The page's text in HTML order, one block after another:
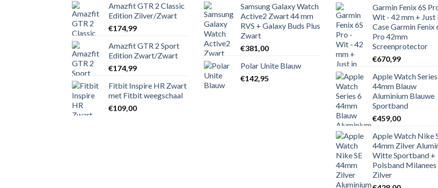
Amazfit GTR 2 Classic
Edition Zilver/Zwart
€174,99
Amazfit GTR 2 Sport
Edition Zwart/Zwart
€174,99
Fitbit Inspire HR Zwart
met Fitbit weegschaal
€109,00
Samsung Galaxy Watch
Active2 Zwart 44 mm
RVS + Galaxy Buds Plus
Zwart
€381,00
Polar Unite Blauw
€142,95
Garmin Fenix 6S
Wit - 42 mm + Just
Case Garmin Fenix
Pro 42mm
Screenprotector
€670,99
Apple Watch
44mm Blauw
Aluminium Blauwe
Sportband
€459,00
Apple Watch Nike
44mm Zilver
Witte Sportband +
Polsband Milanees
Zilver